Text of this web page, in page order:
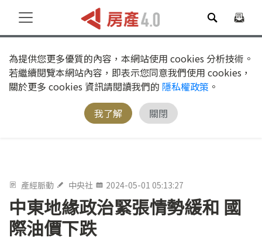
為提供您更多優質的內容，本網站使用 cookies 分析技術。
若繼續閱覽本網站內容，即表示您同意我們使用 cookies，
關於更多 cookies 資訊請閱讀我們的 隱私權政策 。
我了解
關閉
產經脈動 中央社 2024-05-01 05:13:27
中東地緣政治緊張情勢緩和 國
際油價下跌